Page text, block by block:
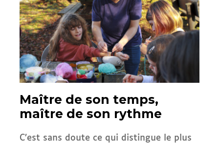
Maître de son temps,
maître de son rythme
C’est sans doute ce qui distingue le plus